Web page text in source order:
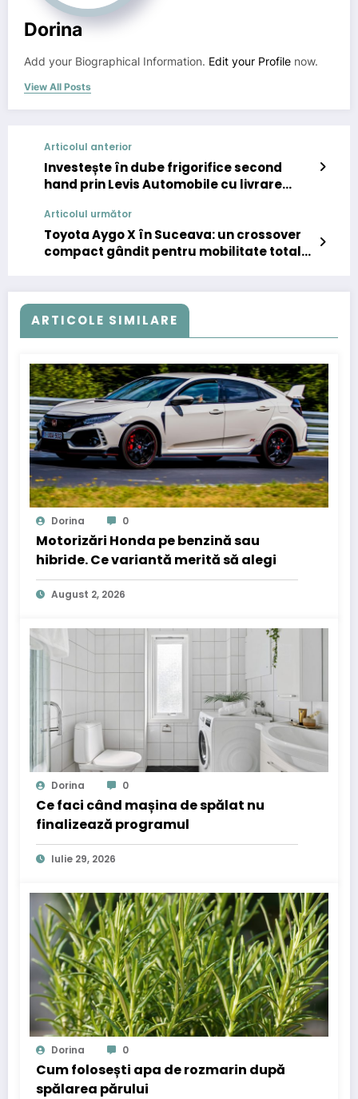
Dorina
Add your Biographical Information. Edit your Profile now.
View All Posts
Articolul anterior
Investește în dube frigorifice second
hand prin Levis Automobile cu livrare
Articolul următor
Toyota Aygo X în Suceava: un crossover
compact gândit pentru mobilitate totală
ARTICOLE SIMILARE
Dorina 0
Motorizări Honda pe benzină sau
hibride. Ce variantă merită să alegi
August 2, 2026
Dorina 0
Ce faci când mașina de spălat nu
finalizează programul
Iulie 29, 2026
Dorina 0
Cum folosești apa de rozmarin după
spălarea părului